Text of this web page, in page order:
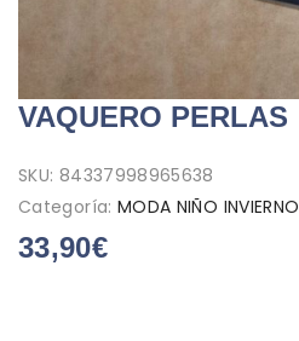
VAQUERO PERLAS
SKU: 84337998965638
Categoría: MODA NIÑO INVIERNO
33,90€